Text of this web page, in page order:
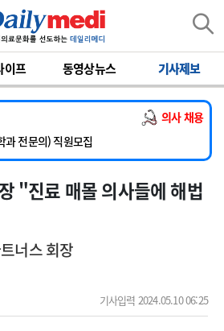
이프 동영상뉴스 기사제보
의사 채용
인턴 모집
의학과 임기제 임상의사 채용
과(소아응급전담) 계약직 의사 공개채용
과 전문의) 직원모집
(레지던트1년차) 모집
기 인턴 모집
의학과 임기제 임상의사 채용
"진료 매몰 의사들에 해법
너스 회장
기사입력 2024.05.10 06:25